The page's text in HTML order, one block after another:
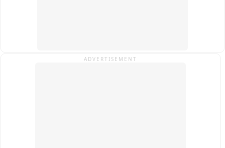
ADVERTISEMENT